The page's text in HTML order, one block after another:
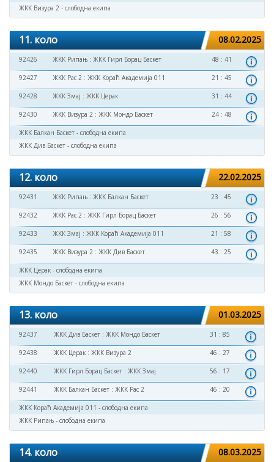
ЖКК Визура 2 - слободна екипа
11. коло 08.02.2025
92426 ЖКК Рипањ : ЖКК Гирл Борац Баскет 48 : 41
92427 ЖКК Рас 2 : ЖКК Кораћ Академија 011 21 : 45
92428 ЖКК Змај : ЖКК Церак 31 : 44
92430 ЖКК Визура 2 : ЖКК Мондо Баскет 24 : 48
ЖКК Балкан Баскет - слободна екипа
ЖКК Див Баскет - слободна екипа
12. коло 22.02.2025
92431 ЖКК Рипањ : ЖКК Балкан Баскет 23 : 45
92432 ЖКК Рас 2 : ЖКК Гирл Борац Баскет 26 : 56
92433 ЖКК Змај : ЖКК Кораћ Академија 011 21 : 58
92435 ЖКК Визура 2 : ЖКК Див Баскет 43 : 25
ЖКК Церак - слободна екипа
ЖКК Мондо Баскет - слободна екипа
13. коло 01.03.2025
92437 ЖКК Див Баскет : ЖКК Мондо Баскет 31 : 85
92438 ЖКК Церак : ЖКК Визура 2 46 : 27
92440 ЖКК Гирл Борац Баскет : ЖКК Змај 56 : 17
92441 ЖКК Балкан Баскет : ЖКК Рас 2 46 : 20
ЖКК Кораћ Академија 011 - слободна екипа
ЖКК Рипањ - слободна екипа
14. коло 08.03.2025